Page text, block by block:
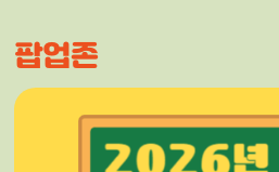
팝업존